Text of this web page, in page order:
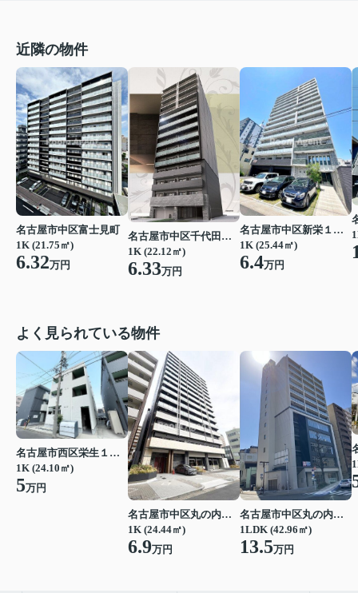
近隣の物件
名古屋市中区富士見町
1K (21.75㎡)
6.32万円
名古屋市中区千代田１丁目
1K (22.12㎡)
6.33万円
名古屋市中区新栄１丁目
1K (25.44㎡)
6.4万円
よく見られている物件
名古屋市西区栄生１丁目
1K (24.10㎡)
5万円
名古屋市中区丸の内２丁目
1K (24.44㎡)
6.9万円
名古屋市中区丸の内２丁目
1LDK (42.96㎡)
13.5万円